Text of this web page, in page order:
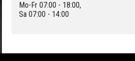
Mo-Fr 07:00 - 18:00,
Sa 07:00 - 14:00